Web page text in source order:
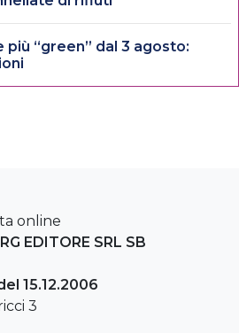
più “green” dal 3 agosto:
online
EDITORE SRL SB
15.12.2006
3